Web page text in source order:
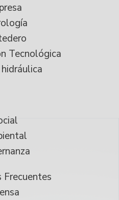
Tecnológica
Frecuentes